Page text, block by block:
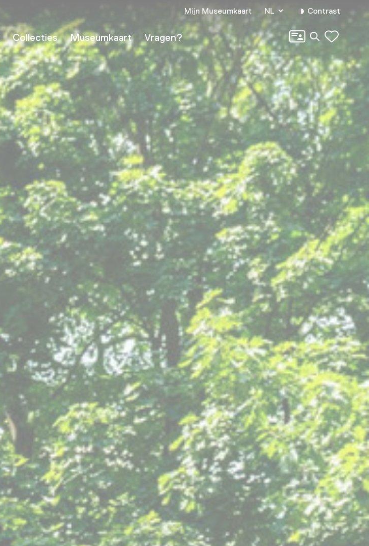
Collecties Museumkaart Vragen?
Mijn Museumkaart NL Contrast
Zoeken